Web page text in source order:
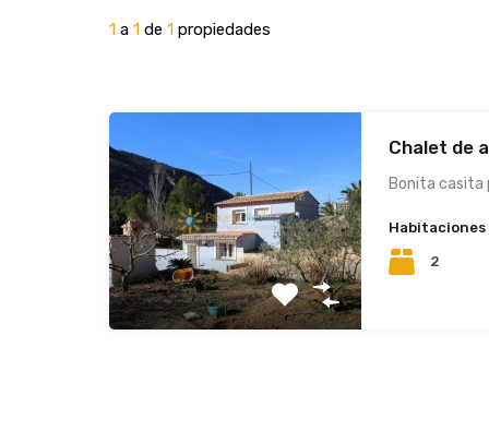
1 a 1 de 1 propiedades
Chalet de
Bonita casita
Habitaciones
2